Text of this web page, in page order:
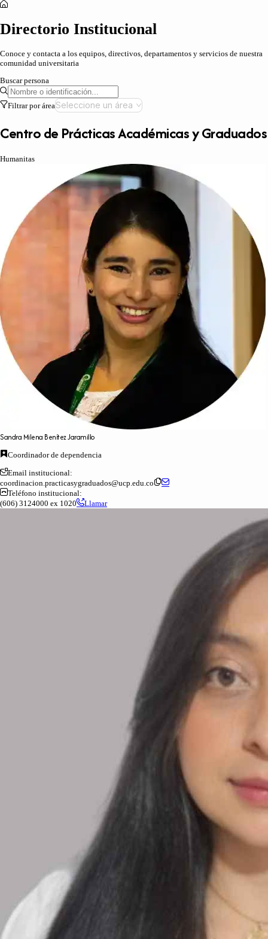
Directorio Institucional
Conoce y contacta a los equipos, directivos, departamentos y servicios de nuestra
comunidad universitaria
Buscar persona
Filtrar por áreaSeleccione un área
Centro de Prácticas Académicas y Graduados
Humanitas
Sandra Milena BenítezJaramillo
Coordinador de dependencia
Email institucional:
coordinacion.practicasygraduados@ucp.edu.co
Teléfono institucional:
(606) 3124000 ex 1020
Llamar